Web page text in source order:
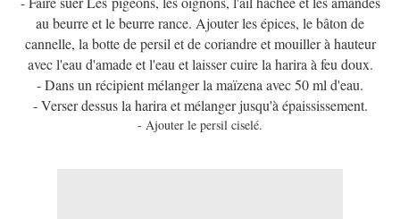
au beurre et le beurre rance. Ajouter les épices, le bâton de
cannelle, la botte de persil et de coriandre et mouiller à hauteur
avec l'eau d'amade et l'eau et laisser cuire la harira à feu doux.
- Dans un récipient mélanger la maïzena avec 50 ml d'eau.
- Verser dessus la harira et mélanger jusqu'à épaississement.
- Ajouter le persil ciselé.